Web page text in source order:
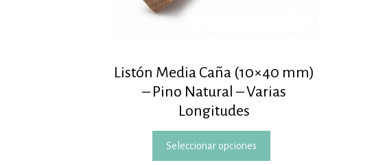
Listón Media Caña (10×40 mm)
– Pino Natural – Varias
Longitudes
Seleccionar opciones